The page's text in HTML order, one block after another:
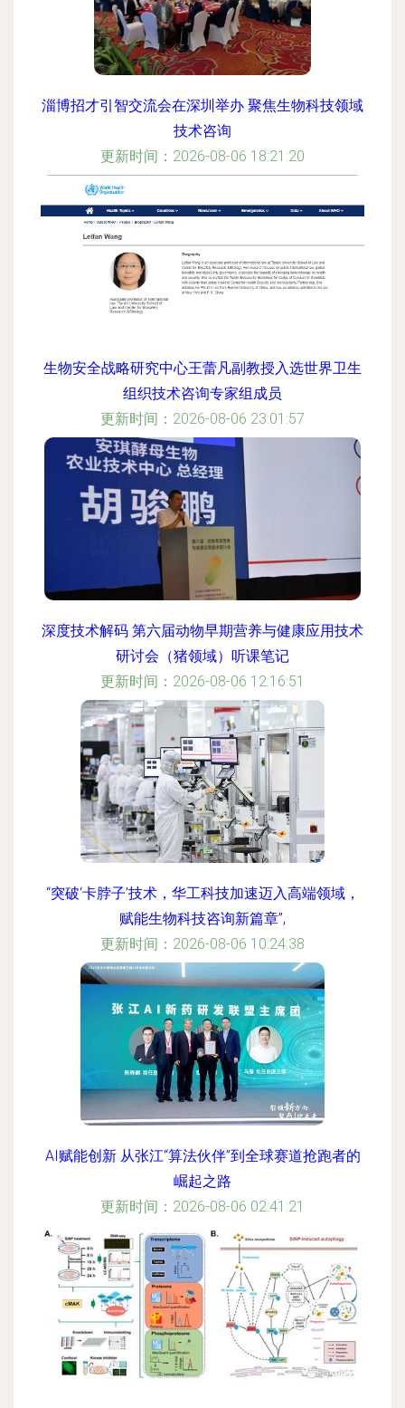
淄博招才引智交流会在深圳举办 聚焦生物科技领域
技术咨询
更新时间：2026-08-06 18:21:20
生物安全战略研究中心王蕾凡副教授入选世界卫生
组织技术咨询专家组成员
更新时间：2026-08-06 23:01:57
深度技术解码 第六届动物早期营养与健康应用技术
研讨会（猪领域）听课笔记
更新时间：2026-08-06 12:16:51
“突破‘卡脖子’技术，华工科技加速迈入高端领域，
赋能生物科技咨询新篇章”,
更新时间：2026-08-06 10:24:38
AI赋能创新 从张江“算法伙伴”到全球赛道抢跑者的
崛起之路
更新时间：2026-08-06 02:41:21